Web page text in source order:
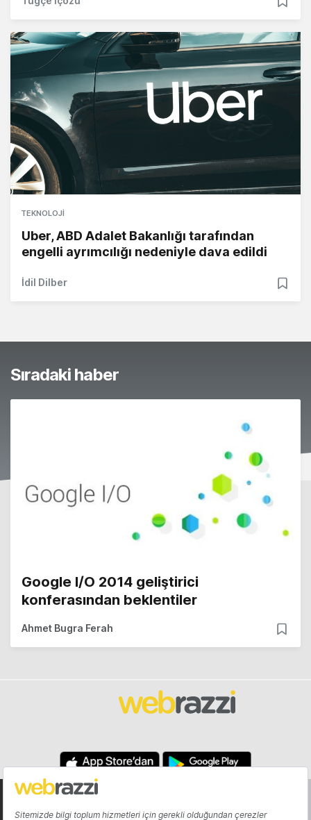
TEKNOLOJI
Uber, ABD Adalet Bakanlığı tarafından
engelli ayrımcılığı nedeniyle dava edildi
İdil Dilber
Sıradaki haber
Google I/O 2014 geliştirici
konferasından beklentiler
Ahmet Bugra Ferah